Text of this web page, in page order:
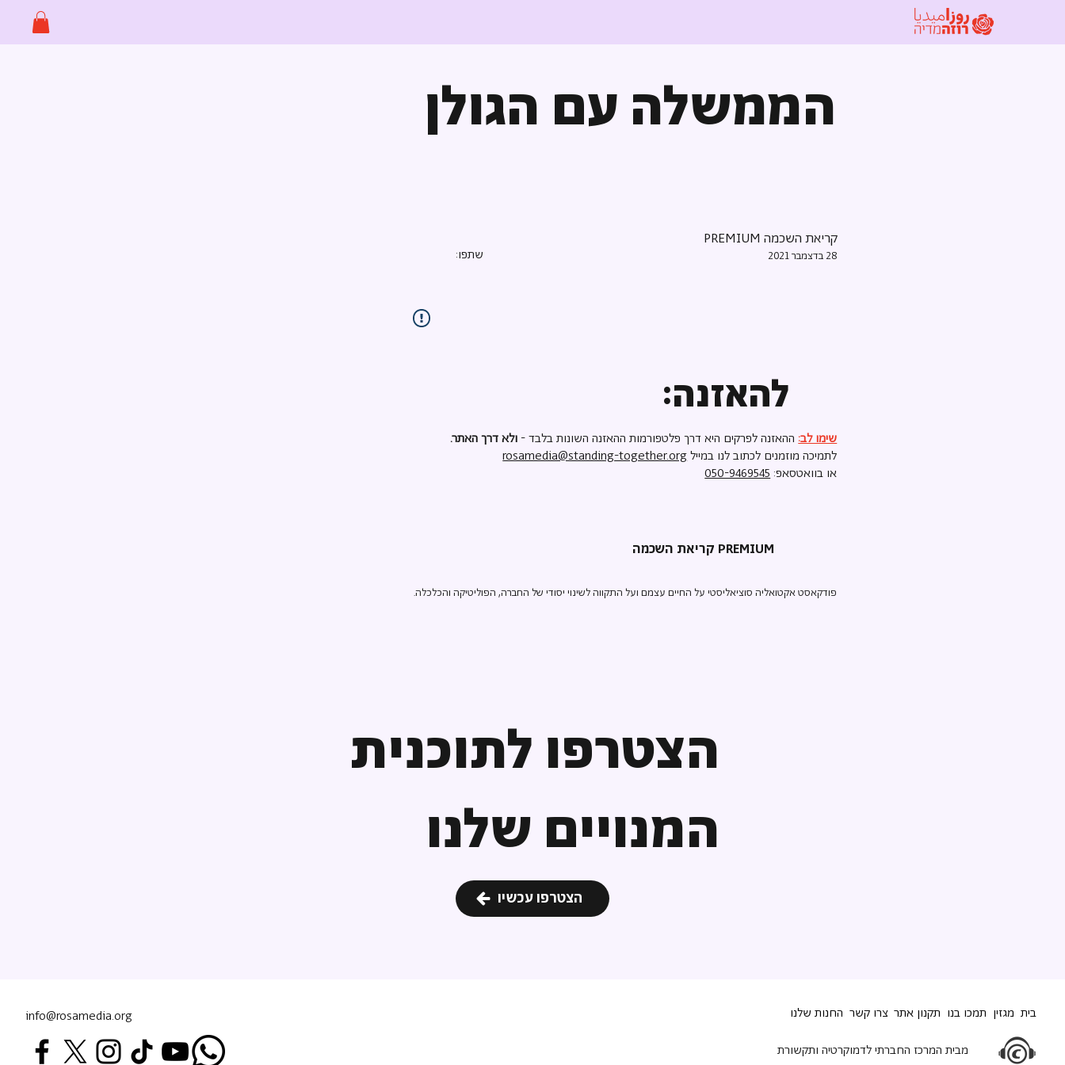
הצטרפו לתוכנית
המנויים שלנו
הצטרפו עכשיו
הממשלה עם הגולן
שתפו:
קריאת השכמה PREMIUM
28 בדצמבר 2021
להאזנה:
שימו לב: ההאזנה לפרקים היא דרך פלטפורמות ההאזנה השונות בלבד - ולא דרך האתר.
לתמיכה מוזמנים לכתוב לנו במיילrosamedia@standing-together.org
או בוואטסאפ: 050-9469545
קריאת השכמה PREMIUM
פודקאסט אקטואליה סוציאליסטי על החיים עצמם ועל התקווה לשינוי יסודי של החברה, הפוליטיקה והכלכלה.
info@rosamedia.org בית מגזין תמכו בנו תקנון אתר צרו קשר החנות שלנו
מבית המרכז החברתי לדמוקרטיה ותקשורת